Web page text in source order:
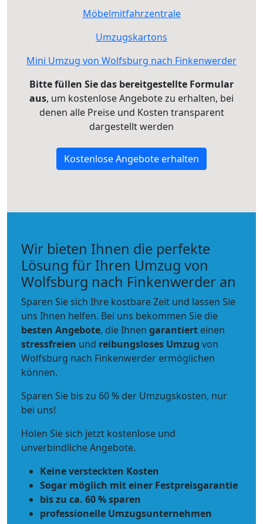
Möbelmitfahrzentrale
Umzugskartons
Mini Umzug von Wolfsburg nach Finkenwerder
Bitte füllen Sie das bereitgestellte Formular
aus, um kostenlose Angebote zu erhalten, bei
denen alle Preise und Kosten transparent
dargestellt werden
Kostenlose Angebote erhalten
Wir bieten Ihnen die perfekte
Lösung für Ihren Umzug von
Wolfsburg nach Finkenwerder an
Sparen Sie sich Ihre kostbare Zeit und lassen Sie
uns Ihnen helfen. Bei uns bekommen Sie die
besten Angebote, die Ihnen garantiert einen
stressfreien und reibungsloses Umzug von
Wolfsburg nach Finkenwerder ermöglichen
können.
Sparen Sie bis zu 60 % der Umzugskosten, nur
bei uns!
Holen Sie sich jetzt kostenlose und
unverbindliche Angebote.
Keine versteckten Kosten
Sogar möglich mit einer Festpreisgarantie
bis zu ca. 60 % sparen
professionelle Umzugsunternehmen